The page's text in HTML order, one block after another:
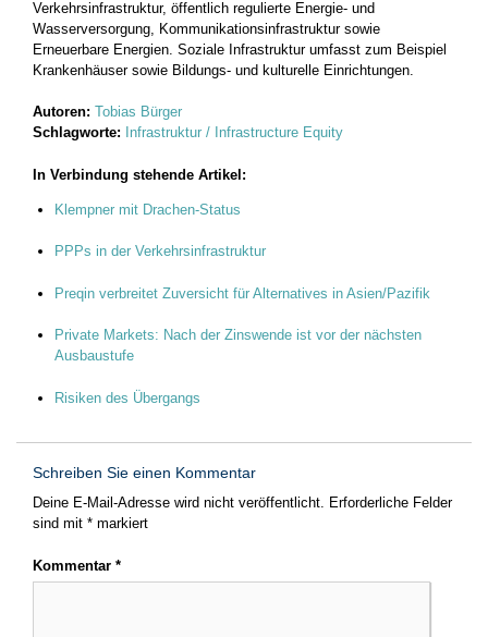
Verkehrsinfrastruktur, öffentlich regulierte Energie- und
Wasserversorgung, Kommunikationsinfrastruktur sowie
Erneuerbare Energien. Soziale Infrastruktur umfasst zum Beispiel
Krankenhäuser sowie Bildungs- und kulturelle Einrichtungen.
Autoren: Tobias Bürger
Schlagworte:
Infrastruktur / Infrastructure Equity
In Verbindung stehende Artikel:
Klempner mit Drachen-Status
PPPs in der Verkehrsinfrastruktur
Preqin verbreitet Zuversicht für Alternatives in Asien/Pazifik
Private Markets: Nach der Zinswende ist vor der nächsten
Ausbaustufe
Risiken des Übergangs
Schreiben Sie einen Kommentar
Deine E-Mail-Adresse wird nicht veröffentlicht. Erforderliche Felder
sind mit * markiert
Kommentar *